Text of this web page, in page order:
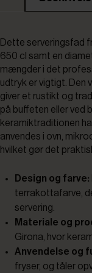
Dette serveringsfad
650 cl samt en
mængder i det
udtryk er vigtigt. Den
giver et rustikt og
på buffeten eller ved
keramiktraditionen
anvendes i ovn,
hvilket gør det
Design og farve:
terrakottafarve,
servering.
Materiale og
Girona, hvor
Anvendelse og
fryser, og tåler